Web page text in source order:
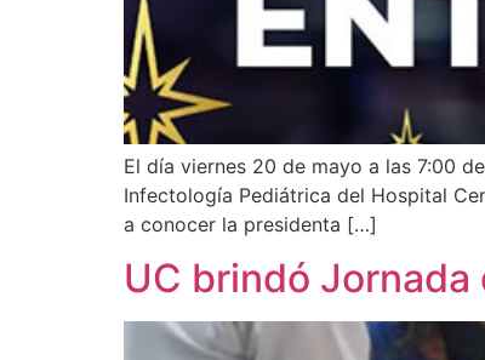
El día viernes 20 de mayo a las 7:00
Infectología Pediátrica del Hospital
a conocer la presidenta […]
UC brindó